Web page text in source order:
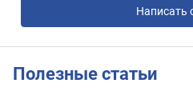
Написать
Полезные статьи